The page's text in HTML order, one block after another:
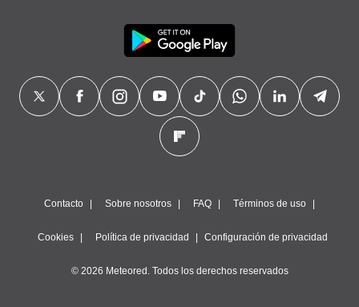
Contacto Sobre nosotros FAQ Términos de uso
Cookies Política de privacidad Configuración de privacidad
© 2026 Meteored. Todos los derechos reservados